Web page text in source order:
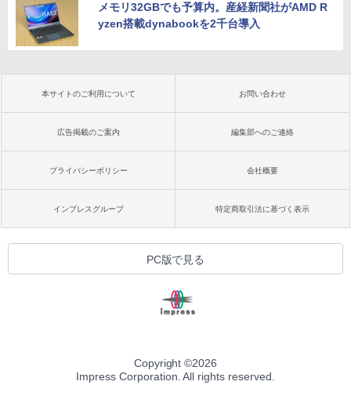
メモリ32GBでも予算内。産経新聞社がAMD R
yzen搭載dynabookを2千台導入
本サイトのご利用について お問い合わせ
広告掲載のご案内 編集部へのご連絡
プライバシーポリシー 会社概要
インプレスグループ 特定商取引法に基づく表示
PC版で見る
Copyright ©2026
Impress Corporation. All rights reserved.